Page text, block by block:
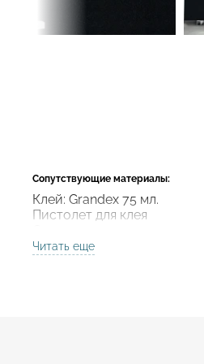
Сопутствующие материалы:
Клей: Grandex 75 мл.
Пистолет для клея
Читать еще